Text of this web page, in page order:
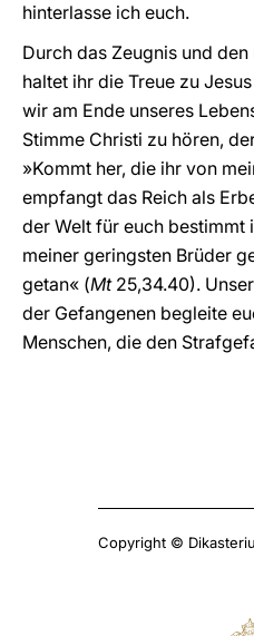
hinterlasse ich euch.
Durch das Zeugnis und
haltet ihr die Treue zu
wir am Ende unseres
Stimme Christi zu hören,
»Kommt her, die ihr von
empfangt das Reich als
der Welt für euch bestimmt
meiner geringsten Brüder
getan« (Mt25,34.40).
der Gefangenen begleite
Menschen, die den
Copyright ©